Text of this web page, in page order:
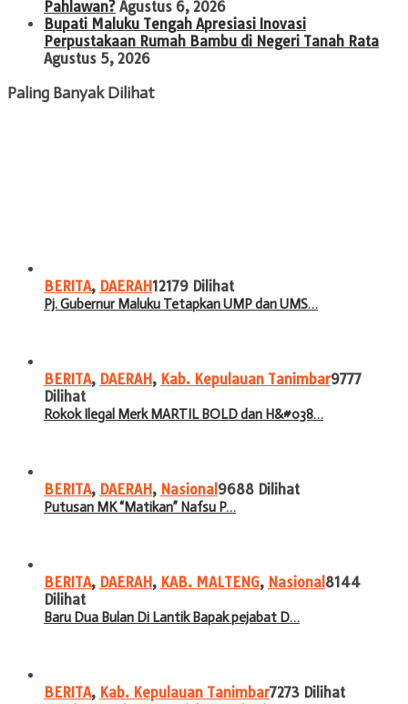
Pahlawan? Agustus 6, 2026
Bupati Maluku Tengah Apresiasi Inovasi
Perpustakaan Rumah Bambu di Negeri Tanah Rata
Agustus 5, 2026
Paling Banyak Dilihat
BERITA, DAERAH12179 Dilihat
Pj. Gubernur Maluku Tetapkan UMP dan UMS…
BERITA, DAERAH, Kab. Kepulauan Tanimbar9777
Dilihat
Rokok Ilegal Merk MARTIL BOLD dan H&#038…
BERITA, DAERAH, Nasional 9688 Dilihat
Putusan MK “Matikan” Nafsu P…
BERITA, DAERAH, KAB. MALTENG, Nasional 8144
Dilihat
Baru Dua Bulan Di Lantik Bapak pejabat D…
BERITA, Kab. Kepulauan Tanimbar7273 Dilihat